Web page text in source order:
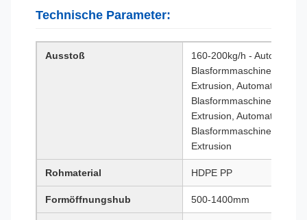
Technische Parameter:
Ausstoß
160-200kg/h -
Blasformmaschine für
Extrusion, Automatische
Blasformmaschine für
Extrusion, Automatische
Blasformmaschine für
Extrusion
Rohmaterial HDPE PP
Formöffnungshub 500-1400mm